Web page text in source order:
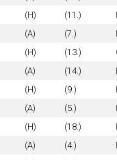
(H) (11.)
(A) (7.)
(H) (13.)
(A) (14.)
(H) (9.)
(A) (5.)
(H) (18.)
(A) (4.)